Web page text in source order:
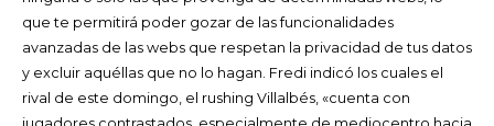
que te permitirá poder gozar de las funcionalidades
avanzadas de las webs que respetan la privacidad de tus datos
y excluir aquéllas que no lo hagan. Fredi indicó los cuales el
rival de este domingo, el rushing Villalbés, «cuenta con